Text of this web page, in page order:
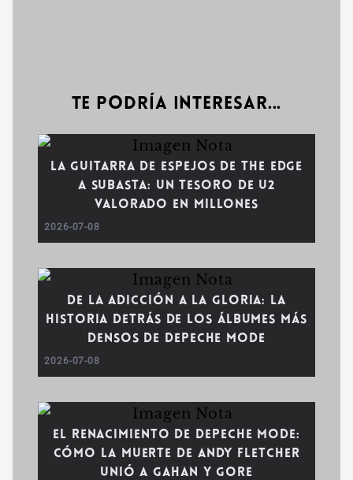
Te podría interesar...
La guitarra de espejos de The Edge
a subasta: Un tesoro de U2
valorado en millones
2026-07-08
De la adicción a la gloria: La
historia detrás de los álbumes más
densos de Depeche Mode
2026-07-08
El renacimiento de Depeche Mode:
Cómo la muerte de Andy Fletcher
unió a Gahan y Gore